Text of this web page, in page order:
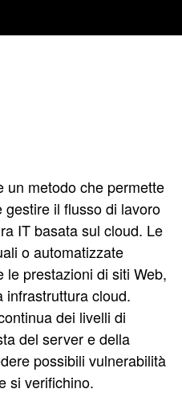
un metodo che permette
il flusso di lavoro
IT basata sul cloud. Le
o automatizzate
prestazioni di siti Web,
infrastruttura cloud.
dei livelli di
del server e della
possibili vulnerabilità
si verifichino.